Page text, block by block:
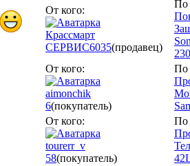
От кого:
Крассмарт
СЕРВИС6035(продавец)
По
От кого:
aimonchik
6(покупатель)
По
От кого:
tourerr_v
58(покупатель)
По